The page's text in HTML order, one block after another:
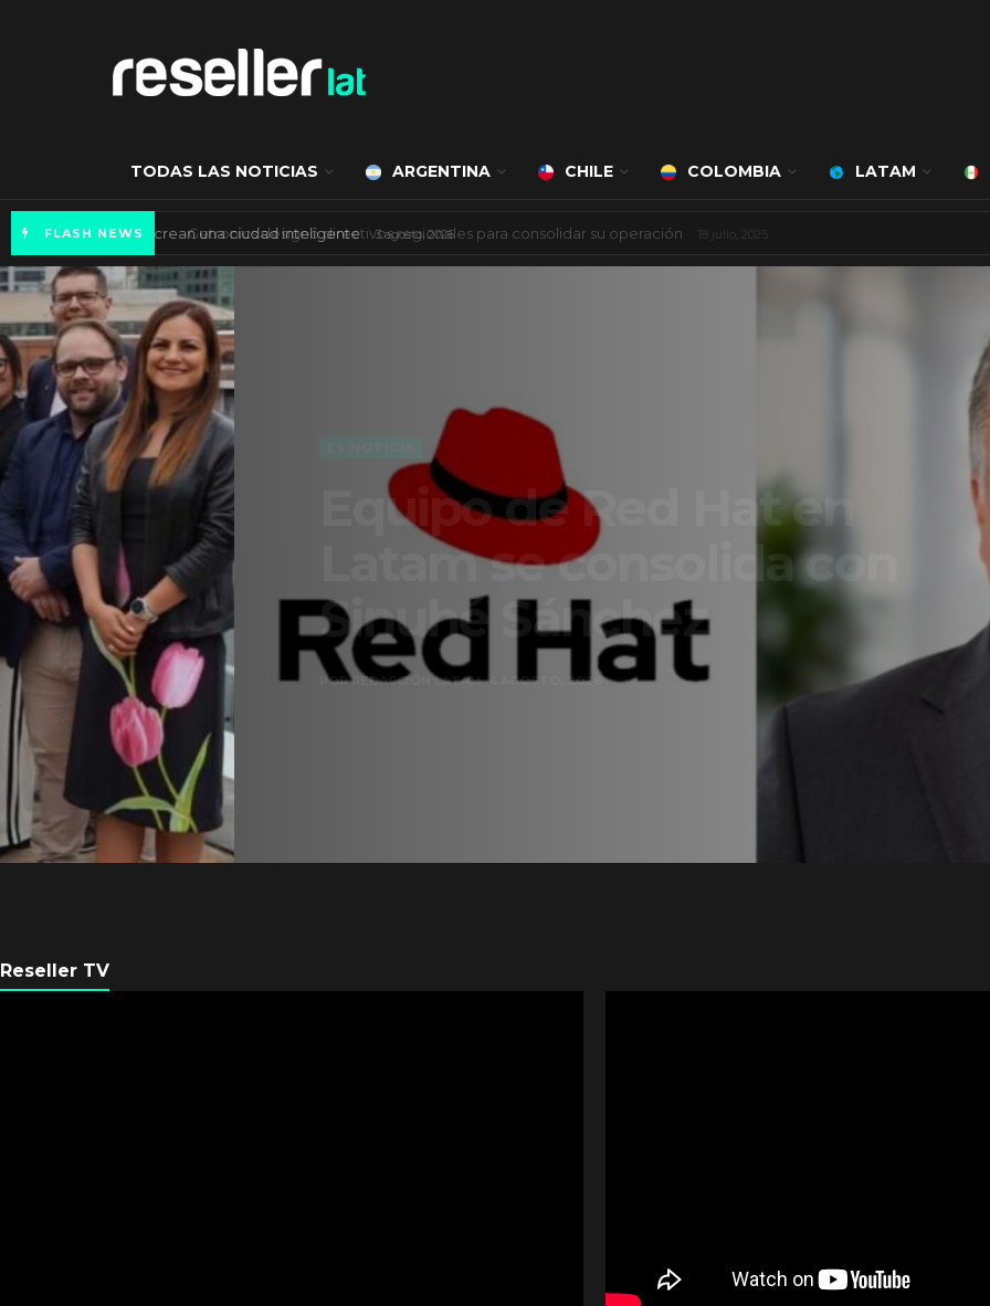
TODAS LAS NOTICIAS ARGENTINA CHILE COLOMBIA LATAM
FLASH NEWS Axis Communications y Guatemala crean una ciudad inteligente 3 agosto, 2026
ES NOTICIA
Equipo de Red Hat en
Latam se consolida con
Sinuhé Sánchez
PORREDACCIÓN LATAM 4 AGOSTO, 2026
Reseller TV